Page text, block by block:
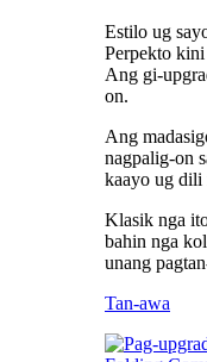
Estilo ug
Perpekto
Ang gi-
on.
Ang
nagpalig-on
kaayo ug dili
Klasik nga
bahin nga
unang
Tan-awa